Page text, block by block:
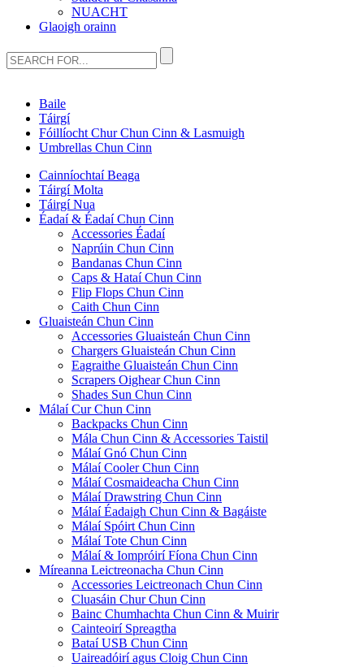
NUACHT
Glaoigh orainn
Baile
Táirgí
Fóillíocht Chur Chun Cinn & Lasmuigh
Umbrellas Chun Cinn
Cainníochtaí Beaga
Táirgí Molta
Táirgí Nua
Éadaí & Éadaí Chun Cinn
Accessories Éadaí
Naprúin Chun Cinn
Bandanas Chun Cinn
Caps & Hataí Chun Cinn
Flip Flops Chun Cinn
Caith Chun Cinn
Gluaisteán Chun Cinn
Accessories Gluaisteán Chun Cinn
Chargers Gluaisteán Chun Cinn
Eagraithe Gluaisteán Chun Cinn
Scrapers Oighear Chun Cinn
Shades Sun Chun Cinn
Málaí Cur Chun Cinn
Backpacks Chun Cinn
Mála Chun Cinn & Accessories Taistil
Málaí Gnó Chun Cinn
Málaí Cooler Chun Cinn
Málaí Cosmaideacha Chun Cinn
Málaí Drawstring Chun Cinn
Málaí Éadaigh Chun Cinn & Bagáiste
Málaí Spóirt Chun Cinn
Málaí Tote Chun Cinn
Málaí & Iompróirí Fíona Chun Cinn
Míreanna Leictreonacha Chun Cinn
Accessories Leictreonach Chun Cinn
Cluasáin Chur Chun Cinn
Bainc Chumhachta Chun Cinn & Muirir
Cainteoirí Spreagtha
Bataí USB Chun Cinn
Uaireadóirí agus Cloig Chun Cinn